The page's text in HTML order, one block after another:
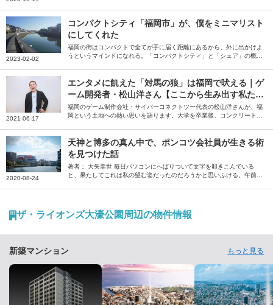
した。
2023-02-02
コンパクトシティ「福岡市」が、僕をミニマリスト
にしてくれた
福岡の街はコンパクトで全てが手に届く距離にあるから、外に出かけよ
うというマインドになれる。「コンパクトシティ」と「シェア」の概念
岡県福岡市の魅力を、たっぷりと語っていただきました。
2021-06-17
エンタメに飢えた「対馬の狼」は福岡で吠える｜ゲ
ーム開発者・松山洋さん【ここから生み出す私た
ち】
福岡のゲーム制作会社・サイバーコネクトツー代表の松山洋さんが、福
岡という土地への熱い思いを語ります。大学を卒業後、コンクリート業
って、福岡の魅力とは何か。自身のエンタメに対する原体験から、福岡
を拠点にする意味合いまでを、福岡人ならではの視点で語ります。ま
た、小・中学生時代を送った長崎・対馬の思い出も振り返ります。
2020-08-24
天神と博多の真ん中で、ポンコツ会社員が生きる術
を見つけた話
著者： 大矢幸世 毎日パソコンにへばりついて文字を叩きこんでいる
と、果たしてこれは私の望む姿だったのだろうかと思いふける。午前2
た。タイムラインを少しさかのぼると、馴染みの飲み屋の投稿がある。
「まだお客様は全然戻らず暇な日が続いていますが、コロナウイルスの
営業します」──。 ◇ ◇ ◇私が一人飲みを覚えたのは、学生時代から
ザ・ライオンズ大濠公園周辺の物件情報
新築マンション もっと見る